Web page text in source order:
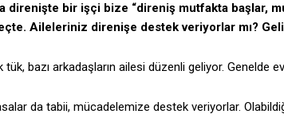
direnişte bir işçi bize “direniş mutfakta başlar,
Aileleriniz direnişe destek veriyorlar mı?
bazı arkadaşların ailesi düzenli geliyor. Genelde
da tabii, mücadelemize destek veriyorlar.